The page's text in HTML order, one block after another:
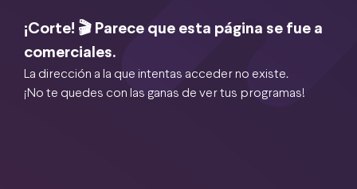
¡Corte! 🎬 Parece que esta página se fue a
comerciales.
La dirección a la que intentas acceder no existe.
¡No te quedes con las ganas de ver tus programas!